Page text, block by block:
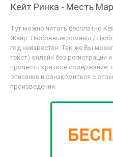
Кейт Ринка - Месть
Тут можно читать бесплатно
Жанр: Любовные романы /
год неизвестен. Так же Вы
текст) онлайн без регистрации
прочесть краткое содержание,
описание и ознакомиться с
произведении.